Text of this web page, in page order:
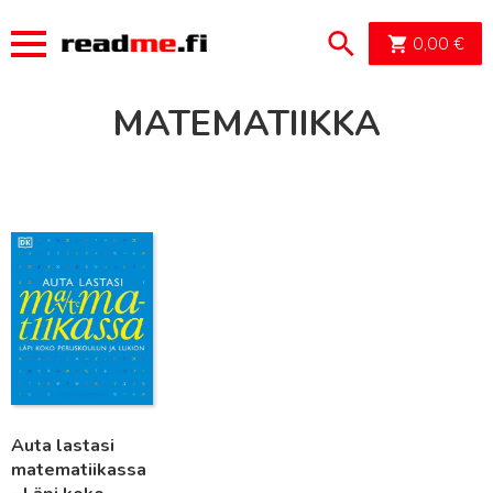
0,00 €
MATEMATIIKKA
Auta lastasi
matematiikassa
Lue lisää